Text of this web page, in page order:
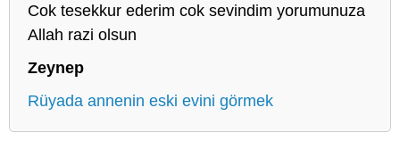
Cok tesekkur ederim cok sevindim yorumunuza
Allah razi olsun
Zeynep
Rüyada annenin eski evini görmek